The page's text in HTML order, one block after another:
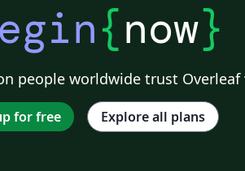
{now}
people worldwide trust
for free Explore all plans